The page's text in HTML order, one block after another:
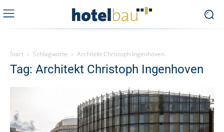
Start Schlagworte Architekt Christoph Ingenhoven
Tag: Architekt Christoph Ingenhoven